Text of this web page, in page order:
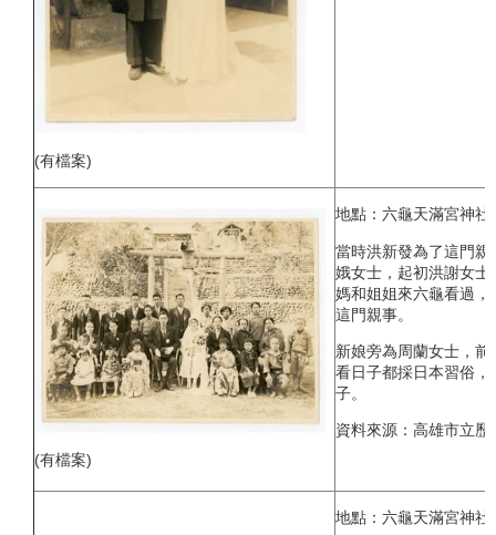
(有檔案)
(有檔案)
地點：六龜天滿宮神
當時洪新發為了這門
娥女士，起初洪謝女
媽和姐姐來六龜看過
這門親事。
新娘旁為周蘭女士，
看日子都採日本習俗
子。
資料來源：高雄市立歷
地點：六龜天滿宮神